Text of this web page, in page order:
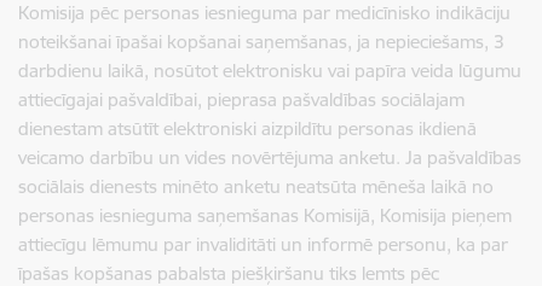
Komisija pēc personas iesnieguma par medicīnisko indikāciju
noteikšanai īpašai kopšanai saņemšanas, ja nepieciešams, 3
darbdienu laikā, nosūtot elektronisku vai papīra veida lūgumu
attiecīgajai pašvaldībai, pieprasa pašvaldības sociālajam
dienestam atsūtīt elektroniski aizpildītu personas ikdienā
veicamo darbību un vides novērtējuma anketu. Ja pašvaldības
sociālais dienests minēto anketu neatsūta mēneša laikā no
personas iesnieguma saņemšanas Komisijā, Komisija pieņem
attiecīgu lēmumu par invaliditāti un informē personu, ka par
īpašas kopšanas pabalsta piešķiršanu tiks lemts pēc